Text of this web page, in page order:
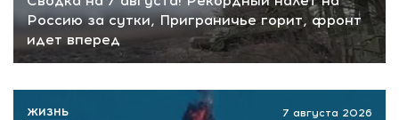
Россию за сутки, Приграничье горит, фронт
идет вперед
7 августа 2026
ЖИЗНЬ